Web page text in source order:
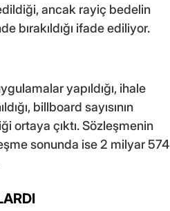
ancak rayiç bedelin
bırakıldığı ifade ediliyor.
yapıldığı, ihale
billboard sayısının
ortaya çıktı. Sözleşmenin
sonunda ise 2 milyar 574